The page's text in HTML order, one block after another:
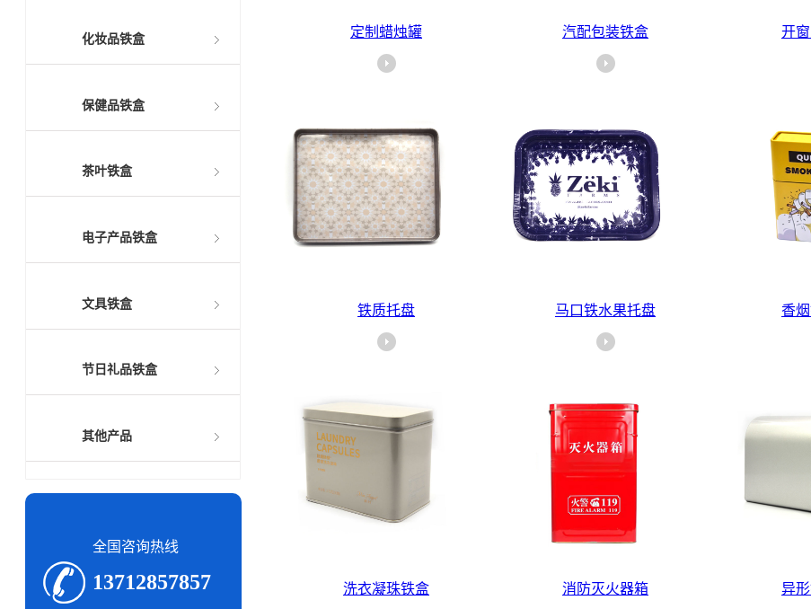
定制蜡烛罐 汽配包装铁盒 开
铁质托盘 马口铁水果托盘 香
洗衣凝珠铁盒 消防灭火器箱 异
化妆品铁盒
保健品铁盒
茶叶铁盒
电子产品铁盒
文具铁盒
节日礼品铁盒
其他产品
全国咨询热线
13712857857